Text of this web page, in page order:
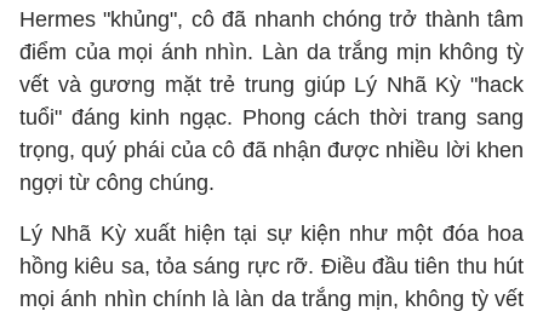
Hermes "khủng", cô đã nhanh chóng trở thành tâm
điểm của mọi ánh nhìn. Làn da trắng mịn không tỳ
vết và gương mặt trẻ trung giúp Lý Nhã Kỳ "hack
tuổi" đáng kinh ngạc. Phong cách thời trang sang
trọng, quý phái của cô đã nhận được nhiều lời khen
ngợi từ công chúng.
Lý Nhã Kỳ xuất hiện tại sự kiện như một đóa hoa
hồng kiêu sa, tỏa sáng rực rỡ. Điều đầu tiên thu hút
mọi ánh nhìn chính là làn da trắng mịn, không tỳ vết